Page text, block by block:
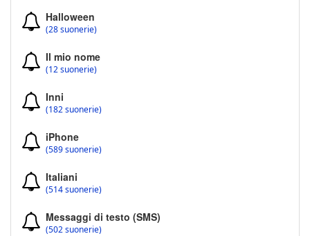
Halloween
(28 suonerie)
Il mio nome
(12 suonerie)
Inni
(182 suonerie)
iPhone
(589 suonerie)
Italiani
(514 suonerie)
Messaggi di testo (SMS)
(502 suonerie)